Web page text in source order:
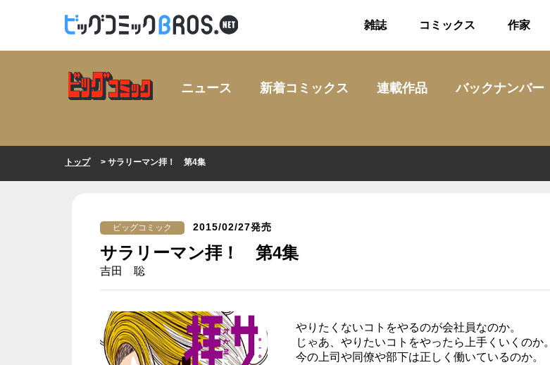
雑誌 コミックス 作家
ニュース 新着コミックス 連載作品 バックナンバー
トップ> サラリーマン拝！ 第4集
ビッグコミック 2015/02/27発売
サラリーマン拝！ 第4集
吉田 聡
やりたくないコトをやるのが会社員なのか。
じゃあ、やりたいコトをやったら上手くいくのか。
今の上司や同僚や部下は正しく働いているのか。